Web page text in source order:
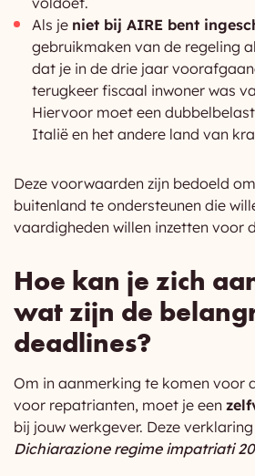
Als je niet bij AIRE bent
gebruikmaken van de regeling
dat je in de drie jaar
terugkeer fiscaal inwoner was
Hiervoor moet een
Italië en het andere land van
Deze voorwaarden zijn bedoeld
buitenland te ondersteunen die
vaardigheden willen inzetten voor
Hoe kan je zich
wat zijn de
deadlines?
Om in aanmerking te komen voor
voor repatrianten, moet je een
bij jouw werkgever. Deze
Dichiarazione regime impatriati